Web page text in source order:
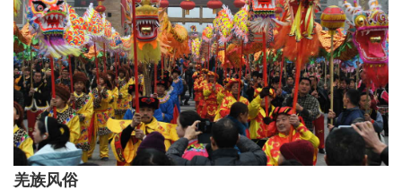
艺术欣赏
羌保区成果
场馆预约
广场舞蹈
羌族风俗